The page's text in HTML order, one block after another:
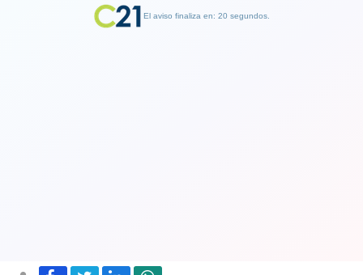
El aviso finaliza en: 19 segundos.